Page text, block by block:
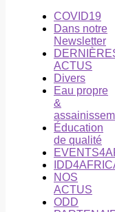
COVID19
Dans notre
Newsletter
ACTUS
Divers
Eau propre
&
Éducation
de qualité
NOS
ACTUS
ODD